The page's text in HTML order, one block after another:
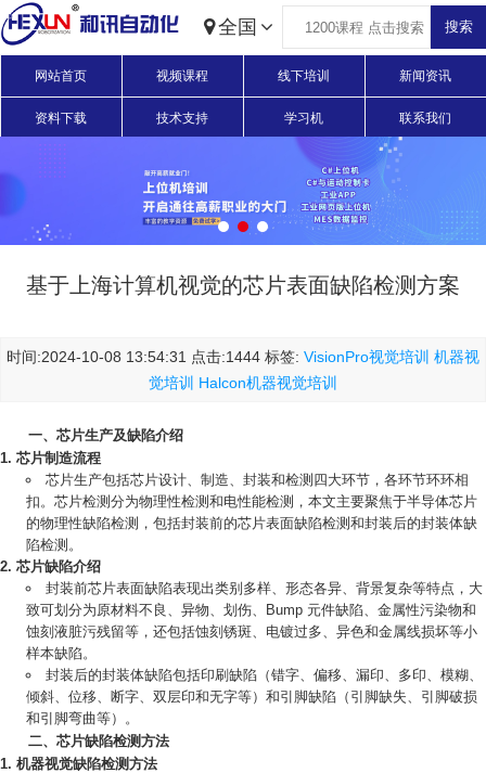
全国
网站首页 视频课程 线下培训 新闻资讯
资料下载 技术支持 学习机 联系我们
基于上海计算机视觉的芯片表面缺陷检测方案
时间:2024-10-08 13:54:31 点击:1444 标签: VisionPro视觉培训 机器视
觉培训 Halcon机器视觉培训
一、芯片生产及缺陷介绍
芯片制造流程
芯片生产包括芯片设计、制造、封装和检测四大环节，各环节环环相
扣。芯片检测分为物理性检测和电性能检测，本文主要聚焦于半导体芯片
的物理性缺陷检测，包括封装前的芯片表面缺陷检测和封装后的封装体缺
陷检测。
芯片缺陷介绍
封装前芯片表面缺陷表现出类别多样、形态各异、背景复杂等特点，大
致可划分为原材料不良、异物、划伤、Bump 元件缺陷、金属性污染物和
蚀刻液脏污残留等，还包括蚀刻锈斑、电镀过多、异色和金属线损坏等小
样本缺陷。
封装后的封装体缺陷包括印刷缺陷（错字、偏移、漏印、多印、模糊、
倾斜、位移、断字、双层印和无字等）和引脚缺陷（引脚缺失、引脚破损
和引脚弯曲等）。
二、芯片缺陷检测方法
机器视觉缺陷检测方法